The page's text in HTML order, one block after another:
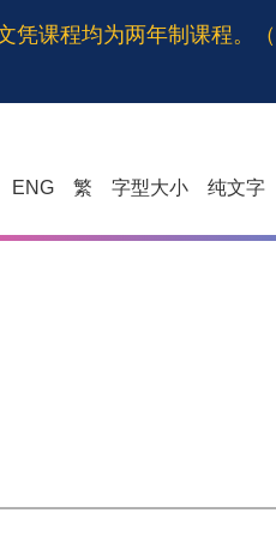
凭课程均为两年制课程。（
ENG 繁 字型大小 纯文字